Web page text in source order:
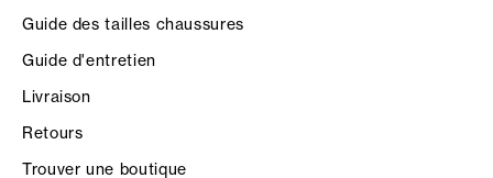
Guide des tailles chaussures
Guide d'entretien
Livraison
Retours
Trouver une boutique